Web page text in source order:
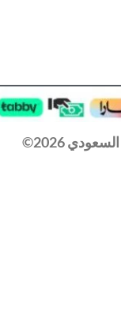
2026©